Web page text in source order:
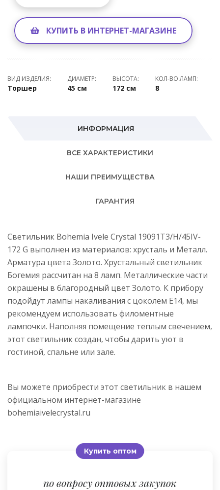
КУПИТЬ В ИНТЕРНЕТ-МАГАЗИНЕ
ВИД ИЗДЕЛИЯ:
Торшер
ДИАМЕТР:
45 см
ВЫСОТА:
172 см
КОЛ-ВО ЛАМП:
8
ИНФОРМАЦИЯ
ВСЕ ХАРАКТЕРИСТИКИ
НАШИ ПРЕИМУЩЕСТВА
ГАРАНТИЯ
Светильник Bohemia Ivele Crystal 19091T3/H/45IV-
172 G выполнен из материалов: хрусталь и Металл.
Арматура цвета Золото. Хрустальный светильник
Богемия рассчитан на 8 ламп. Металлические части
окрашены в благородный цвет Золото. К прибору
подойдут лампы накаливания с цоколем E14, мы
рекомендуем использовать филоментные
лампочки. Наполняя помещение теплым свечением,
этот светильник создан, чтобы дарить уют в
гостиной, спальне или зале.
Вы можете приобрести этот светильник в нашем
официальном интернет-магазине
bohemiaivelecrystal.ru
Купить оптом
по вопросу оптовых закупок